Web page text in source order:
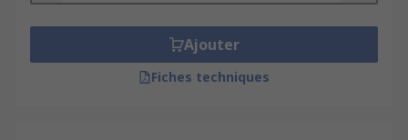
Ajouter
Fiches techniques